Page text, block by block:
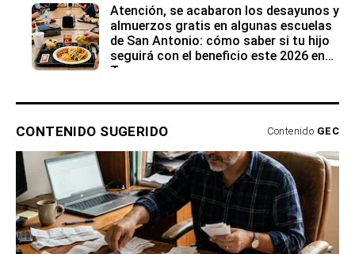
Atención, se acabaron los desayunos y
almuerzos gratis en algunas escuelas
de San Antonio: cómo saber si tu hijo
seguirá con el beneficio este 2026 en
Texas
CONTENIDO SUGERIDO Contenido GEC